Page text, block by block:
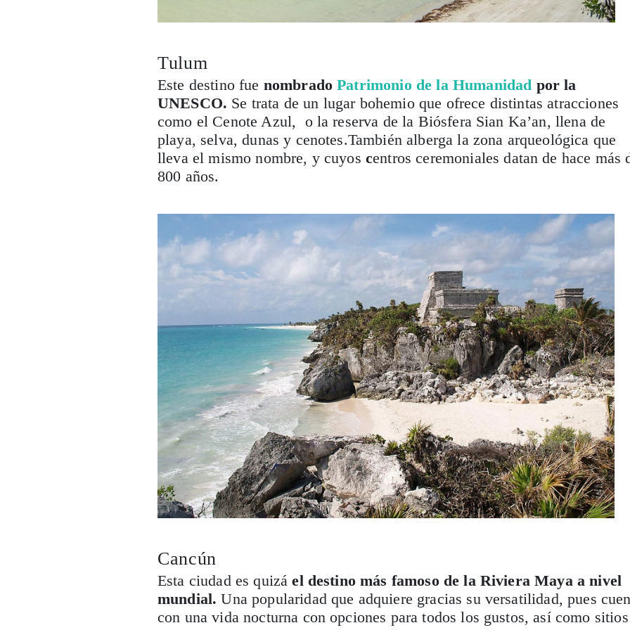
Tulum
Este destino fue nombradoPatrimonio de la Humanidad por la
UNESCO. Se trata de un lugar bohemio que ofrece distintas atracciones
como el Cenote Azul, o la reserva de la Biósfera Sian Ka’an, llena de
playa, selva, dunas y cenotes.También alberga la zona arqueológica que
lleva el mismo nombre, y cuyos centros ceremoniales datan de hace más
800 años.
Cancún
Esta ciudad es quizáel destino más famoso de la Riviera Maya a nivel
mundial. Una popularidad que adquiere gracias su versatilidad, pues
con una vida nocturna con opciones para todos los gustos, así como sitios